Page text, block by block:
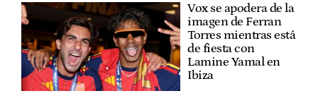
Vox se apodera de la
imagen de Ferran
Torres mientras está
de fiesta con
Lamine Yamal en
Ibiza